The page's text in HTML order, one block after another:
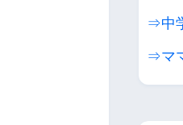
⇒中
⇒マ